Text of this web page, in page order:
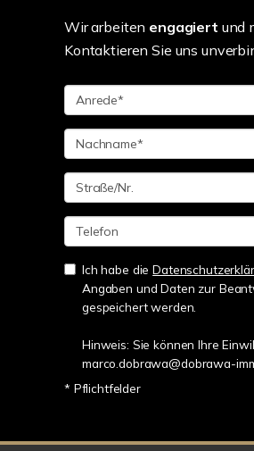
Wir arbeiten engagiert und
Kontaktieren Sie uns
Ich habe die
Angaben und Daten zur
gespeichert werden.
Hinweis: Sie können Ihre
marco.dobrawa@dobrawa-
* Pflichtfelder